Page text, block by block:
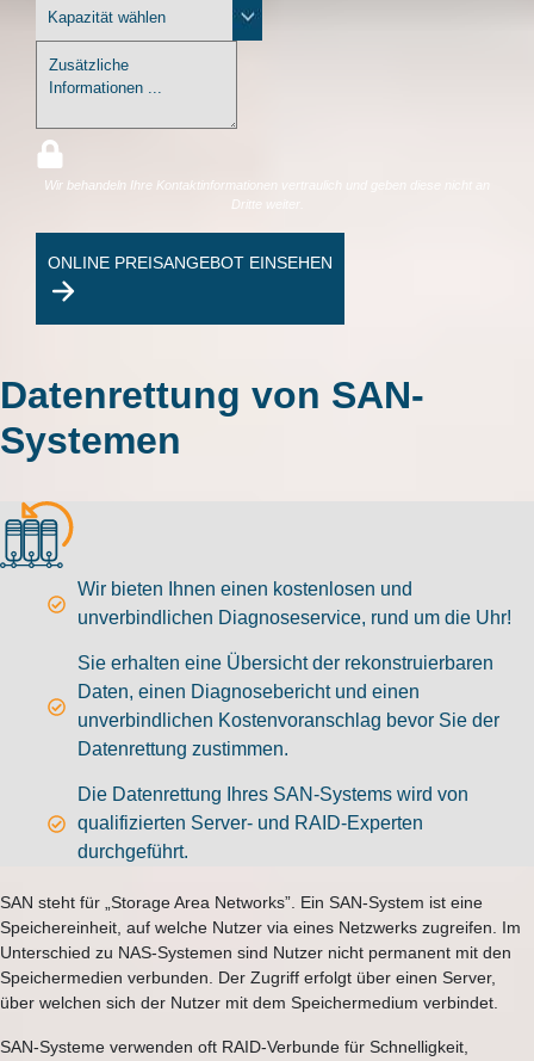
Wir behandeln Ihre Kontaktinformationen vertraulich und geben diese nicht an
Dritte weiter.
ONLINE PREISANGEBOT EINSEHEN
Datenrettung von SAN-
Systemen
Wir bieten Ihnen einen kostenlosen und
unverbindlichen Diagnoseservice, rund um die Uhr!
Sie erhalten eine Übersicht der rekonstruierbaren
Daten, einen Diagnosebericht und einen
unverbindlichen Kostenvoranschlag bevor Sie der
Datenrettung zustimmen.
Die Datenrettung Ihres SAN-Systems wird von
qualifizierten Server- und RAID-Experten
durchgeführt.
SAN steht für „Storage Area Networks”. Ein SAN-System ist eine
Speichereinheit, auf welche Nutzer via eines Netzwerks zugreifen. Im
Unterschied zu NAS-Systemen sind Nutzer nicht permanent mit den
Speichermedien verbunden. Der Zugriff erfolgt über einen Server,
über welchen sich der Nutzer mit dem Speichermedium verbindet.
SAN-Systeme verwenden oft RAID-Verbunde für Schnelligkeit,